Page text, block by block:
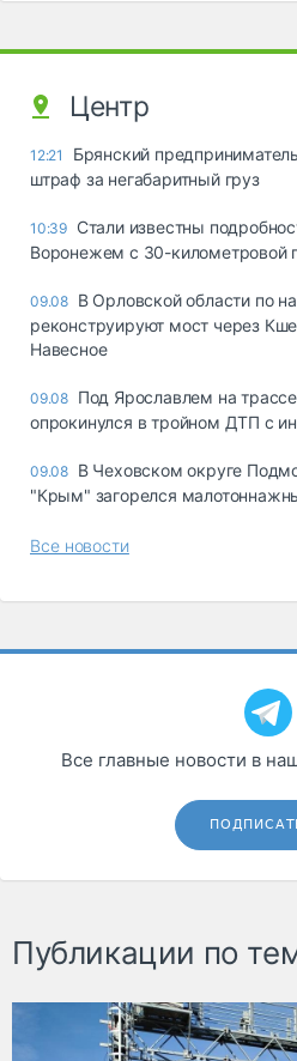
Центр
12:21
Брянский
штраф за негабаритный груз
10:39 Стали известны
Воронежем с 30-километровой
09.08 В Орловской области по
реконструируют мост через
Навесное
09.08 Под Ярославлем на
опрокинулся в тройном ДТП с
09.08 В Чеховском округе
"Крым" загорелся
Все новости
Все главные новости в
Публикации по